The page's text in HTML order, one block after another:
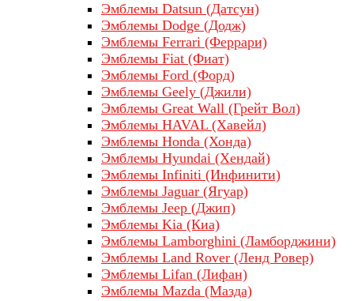
Эмблемы Datsun (Датсун)
Эмблемы Dodge (Додж)
Эмблемы Ferrari (Феррари)
Эмблемы Fiat (Фиат)
Эмблемы Ford (Форд)
Эмблемы Geely (Джили)
Эмблемы Great Wall (Грейт Вол)
Эмблемы HAVAL (Хавейл)
Эмблемы Honda (Хонда)
Эмблемы Hyundai (Хендай)
Эмблемы Infiniti (Инфинити)
Эмблемы Jaguar (Ягуар)
Эмблемы Jeep (Джип)
Эмблемы Kia (Киа)
Эмблемы Lamborghini (Ламборджини)
Эмблемы Land Rover (Ленд Ровер)
Эмблемы Lifan (Лифан)
Эмблемы Mazda (Мазда)